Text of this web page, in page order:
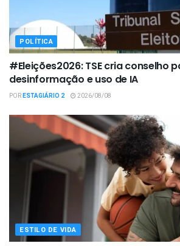
POLÍTICA
#Eleições2026: TSE cria conselho
desinformação e uso de IA
PORESTAGIÁRIO 2 2026/08/08
ESTILO DE VIDA